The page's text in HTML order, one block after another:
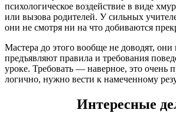
психологическое воздействие в виде
или вызова родителей. У сильных
они не смотря ни на что добиваются
Мастера до этого вообще не доводят, они
предъявляют правила и требования
уроке. Требовать — наверное, это очень
логично, нужно вести к намеченному
Интересные